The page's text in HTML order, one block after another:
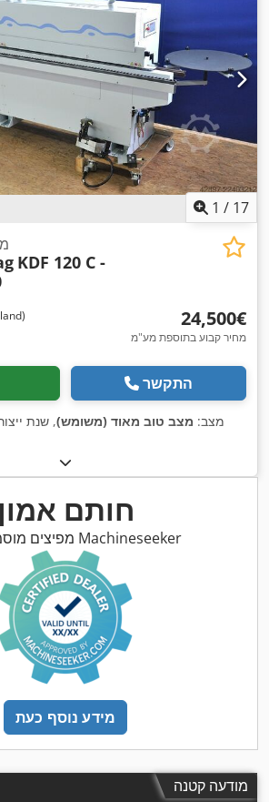
1 / 17
KDF 120 C -
‏24,500 ‏€
מחיר קבוע בתוספת מע"מ
התקשר
מצב: מצב טוב מאוד (משומש), שנת
חותם אמון
מפיצים מוסמכים של Machineseeker
מידע נוסף כעת
מודעה קטנה